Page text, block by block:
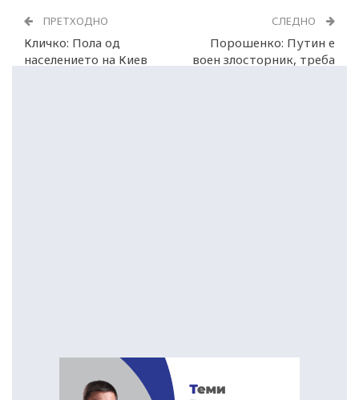
ПРЕТХОДНО
Кличко: Пола од
населението на Киев
СЛЕДНО
Порошенко: Путин е
воен злосторник, треба